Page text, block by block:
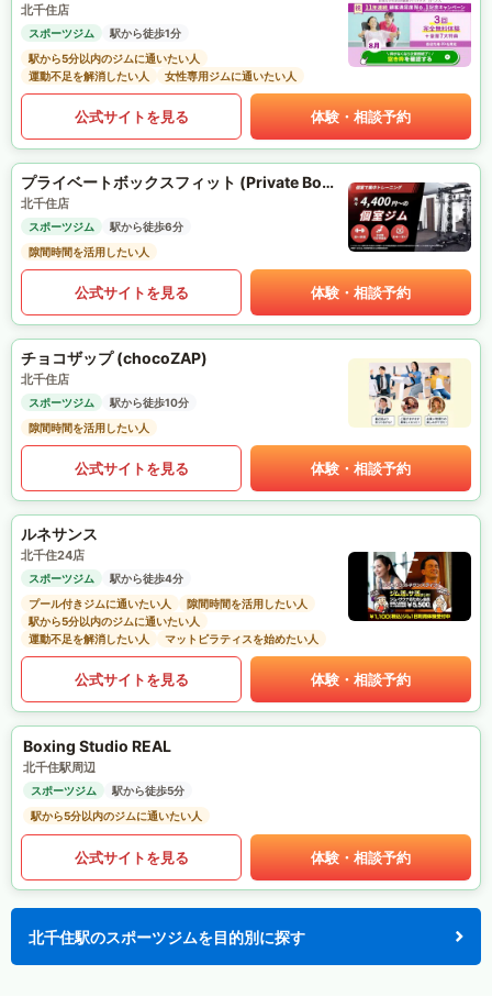
北千住店
スポーツジム
駅から徒歩1分
駅から5分以内のジムに通いたい人
運動不足を解消したい人
女性専用ジムに通いたい人
公式サイトを見る 体験・相談予約
プライベートボックスフィット (Private Box Fit)
北千住店
スポーツジム
駅から徒歩6分
隙間時間を活用したい人
公式サイトを見る 体験・相談予約
チョコザップ (chocoZAP)
北千住店
スポーツジム
駅から徒歩10分
隙間時間を活用したい人
公式サイトを見る 体験・相談予約
ルネサンス
北千住24店
スポーツジム
駅から徒歩4分
プール付きジムに通いたい人
隙間時間を活用したい人
駅から5分以内のジムに通いたい人
運動不足を解消したい人
マットピラティスを始めたい人
公式サイトを見る 体験・相談予約
Boxing Studio REAL
北千住駅周辺
スポーツジム
駅から徒歩5分
駅から5分以内のジムに通いたい人
公式サイトを見る 体験・相談予約
北千住駅のスポーツジムを目的別に探す